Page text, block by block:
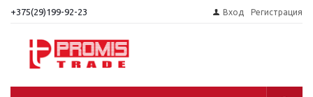
+375(29)199-92-23 Вход Регистрация